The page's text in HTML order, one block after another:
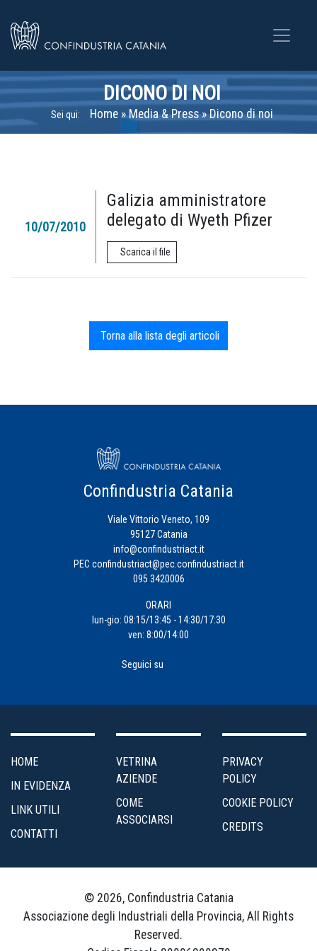
DICONO DI NOI
Sei qui: Home »Media & Press»Dicono di noi
10/07/2010
Galizia amministratore
delegato di Wyeth Pfizer
Scarica il file
Torna alla lista degli articoli
Confindustria Catania
Viale Vittorio Veneto, 109
95127 Catania
info@confindustriact.it
PEC confindustriact@pec.confindustriact.it
095 3420006
ORARI
lun-gio: 08:15/13:45 - 14:30/17:30
ven: 8:00/14:00
Seguici su
HOME
IN EVIDENZA
LINK UTILI
CONTATTI
VETRINA
AZIENDE
COME
ASSOCIARSI
PRIVACY
POLICY
COOKIE POLICY
CREDITS
© 2026, Confindustria Catania
Associazione degli Industriali della Provincia, All Rights
Reserved.